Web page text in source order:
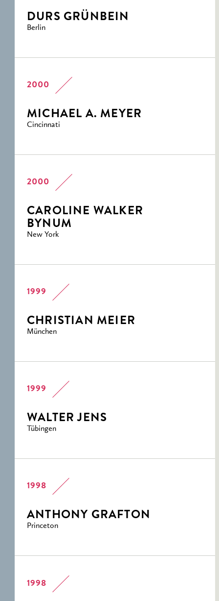
DURS GRÜNBEIN
Berlin
2000
MICHAEL A. MEYER
Cincinnati
2000
CAROLINE WALKER
BYNUM
New York
1999
CHRISTIAN MEIER
München
1999
WALTER JENS
Tübingen
1998
ANTHONY GRAFTON
Princeton
1998